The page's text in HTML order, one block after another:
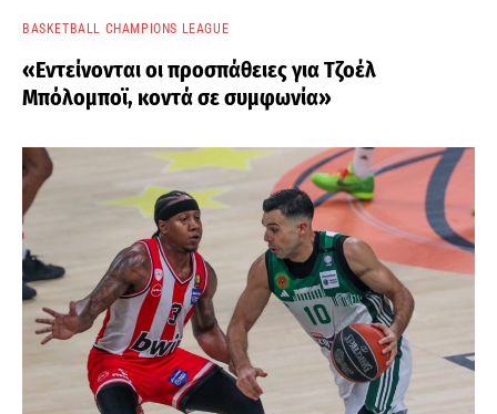
BASKETBALL CHAMPIONS LEAGUE
«Εντείνονται οι προσπάθειες για Τζοέλ
Μπόλομποϊ, κοντά σε συμφωνία»